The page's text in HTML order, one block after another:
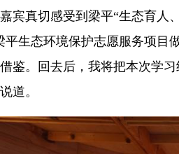
宾真切感受到梁平“生态育人
平生态环境保护志愿服务项目
鉴。回去后，我将把本次学
道。